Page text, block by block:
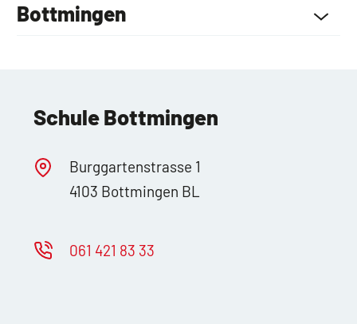
Bottmingen
Schule Bottmingen
Burggartenstrasse 1
4103 Bottmingen BL
061 421 83 33